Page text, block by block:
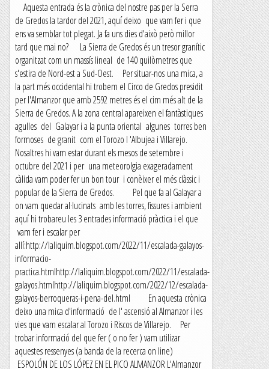
Aquesta entrada és la crònica del nostre pas per la Serra
de Gredos la tardor del 2021, aquí deixo que vam fer i que
ens va semblar tot plegat. Ja fa uns dies d'això però millor
tard que mai no? La Sierra de Gredos és un tresor granític
organitzat com un massís lineal de 140 quilòmetres que
s'estira de Nord-est a Sud-Oest. Per situar-nos una mica, a
la part més occidental hi trobem el Circo de Gredos presidit
per l'Almanzor que amb 2592 metres és el cim més alt de la
Sierra de Gredos. A la zona central apareixen el fantàstiques
agulles del Galayar i a la punta oriental algunes torres ben
formoses de granit com el Torozo l 'Albujea i Villarejo.
Nosaltres hi vam estar durant els mesos de setembre i
octubre del 2021 i per una meteorolgia exageradament
càlida vam poder fer un bon tour i conèixer el més clàssic i
popular de la Sierra de Gredos. Pel que fa al Galayar a
on vam quedar al·lucinats amb les torres, fissures i ambient
aquí hi trobareu les 3 entrades informació pràctica i el que
vam fer i escalar per
allí:http://laliquim.blogspot.com/2022/11/escalada-galayos-
informacio-
practica.htmlhttp://laliquim.blogspot.com/2022/11/escalada-
galayos.htmlhttp://laliquim.blogspot.com/2022/12/escalada-
galayos-berroqueras-i-pena-del.html En aquesta crònica
deixo una mica d'informació de l' ascensió al Almanzor i les
vies que vam escalar al Torozo i Riscos de Villarejo. Per
trobar informació del que fer ( o no fer ) vam utilizar
aquestes ressenyes (a banda de la recerca on line)
ESPOLÓN DE LOS LÓPEZ EN EL PICO ALMANZOR L'Almanzor